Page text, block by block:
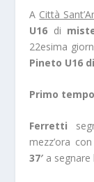
A Città
U16 di
22esima
Pineto U16
Primo
Ferretti
mezz’ora con
37′ a segnare